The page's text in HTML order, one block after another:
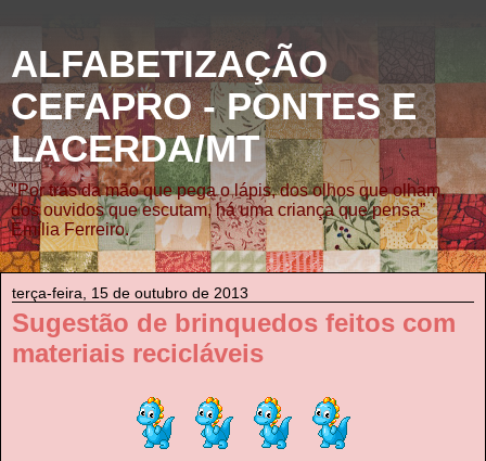
ALFABETIZAÇÃO
CEFAPRO - PONTES E
LACERDA/MT
"Por trás da mão que pega o lápis, dos olhos que olham,
dos ouvidos que escutam, há uma criança que pensa”
Emília Ferreiro.
terça-feira, 15 de outubro de 2013
Sugestão de brinquedos feitos com
materiais recicláveis